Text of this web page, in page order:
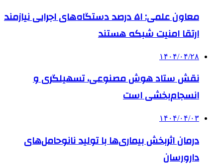
معاون علمی: ۵۱ درصد دستگاه‌های اجرایی نیازمند
ارتقا امنیت شبکه هستند
۱۴۰۴/۰۴/۲۸
نقش ستاد هوش مصنوعی، تسهیلگری و
انسجام‌بخشی است
۱۴۰۴/۰۴/۰۳
درمان اثربخش بیماری‌ها با تولید نانوحامل‌های
دارورسان